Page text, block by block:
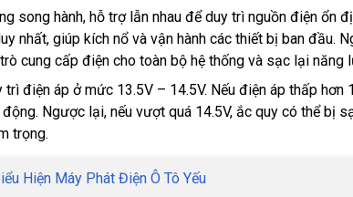
song hành, hỗ trợ lẫn nhau để duy trì nguồn điện ổn
nhất, giúp kích nổ và vận hành các thiết bị ban đầu.
cung cấp điện cho toàn bộ hệ thống và sạc lại năng
điện áp ở mức 13.5V – 14.5V. Nếu điện áp thấp hơn
Ngược lại, nếu vượt quá 14.5V, ắc quy có thể bị
trọng.
Hiện Máy Phát Điện Ô Tô Yếu